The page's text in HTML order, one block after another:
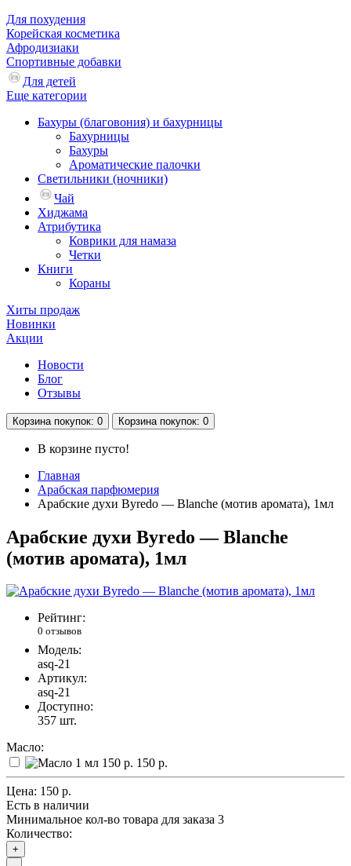
Для похудения
Корейская косметика
Афродизиаки
Спортивные добавки
Для детей
Еще категории
Бахуры (благовония) и бахурницы
Бахурницы
Бахуры
Ароматические палочки
Светильники (ночники)
Чай
Хиджама
Атрибутика
Коврики для намаза
Четки
Книги
Кораны
Хиты продаж
Новинки
Акции
Новости
Блог
Отзывы
Корзина покупок: 0 Корзина покупок: 0
В корзине пусто!
Главная
Арабская парфюмерия
Арабские духи Byredo — Blanche (мотив аромата), 1мл
Арабские духи Byredo — Blanche
(мотив аромата), 1мл
Рейтинг:
0 отзывов
Модель:
asq-21
Артикул:
asq-21
Доступно:
357 шт.
Масло:
150 р.
Цена: 150 р.
Есть в наличии
Минимальное кол-во товара для заказа 3
Количество:
+